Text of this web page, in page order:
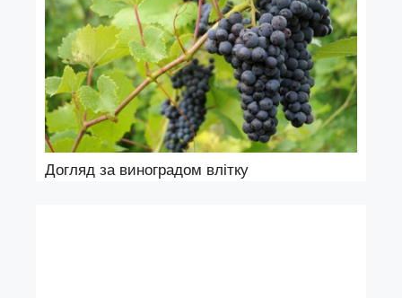
Догляд за виноградом влітку